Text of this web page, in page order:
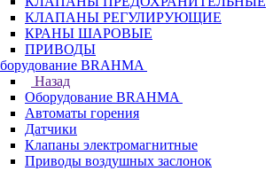
КЛАПАНЫ РЕГУЛИРУЮЩИЕ
КРАНЫ ШАРОВЫЕ
ПРИВОДЫ
BRAHMA
Назад
Оборудование BRAHMA
Автоматы горения
Датчики
Клапаны электромагнитные
Приводы воздушных заслонок